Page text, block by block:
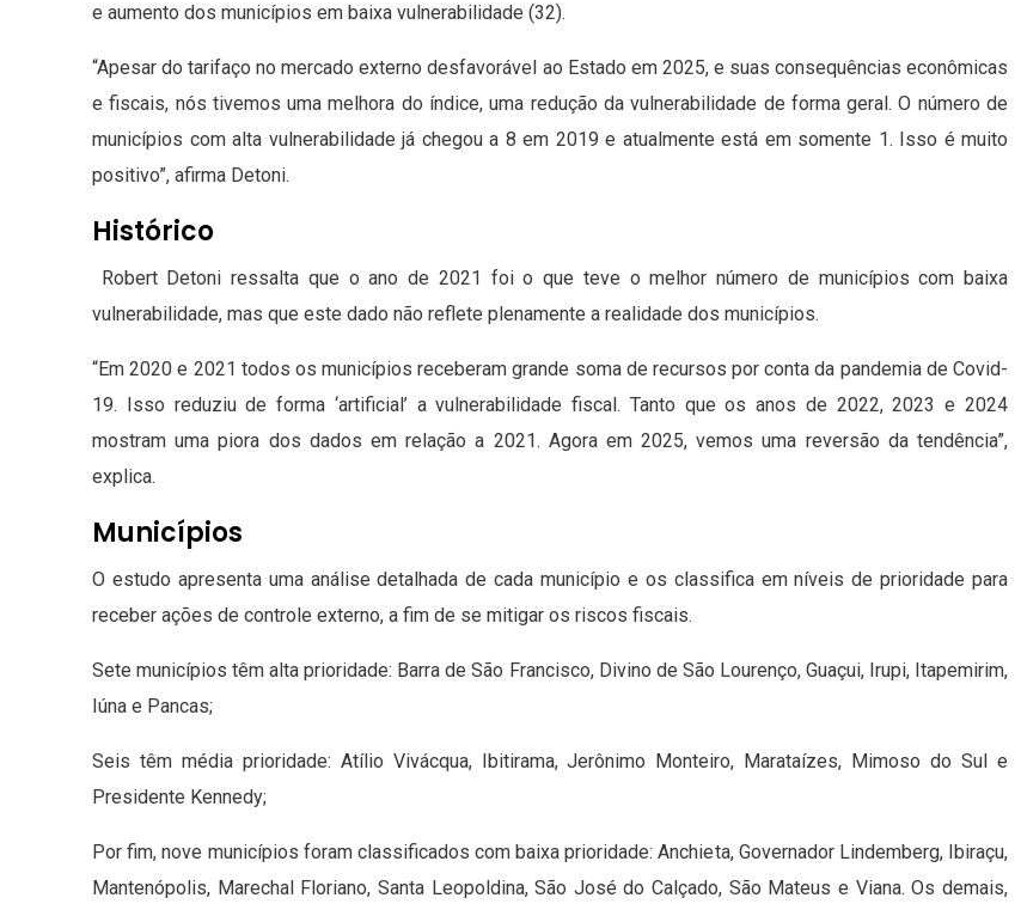
e aumento dos municípios em baixa vulnerabilidade (32).
“Apesar do tarifaço no mercado externo desfavorável ao Estado em 2025, e suas consequências econômicas
e fiscais, nós tivemos uma melhora do índice, uma redução da vulnerabilidade de forma geral. O número de
municípios com alta vulnerabilidade já chegou a 8 em 2019 e atualmente está em somente 1. Isso é muito
positivo”, afirma Detoni.
Histórico
Robert Detoni ressalta que o ano de 2021 foi o que teve o melhor número de municípios com baixa
vulnerabilidade, mas que este dado não reflete plenamente a realidade dos municípios.
“Em 2020 e 2021 todos os municípios receberam grande soma de recursos por conta da pandemia de Covid-
19. Isso reduziu de forma ‘artificial’ a vulnerabilidade fiscal. Tanto que os anos de 2022, 2023 e 2024
mostram uma piora dos dados em relação a 2021. Agora em 2025, vemos uma reversão da tendência”,
explica.
Municípios
O estudo apresenta uma análise detalhada de cada município e os classifica em níveis de prioridade para
receber ações de controle externo, a fim de se mitigar os riscos fiscais.
Sete municípios têm alta prioridade: Barra de São Francisco, Divino de São Lourenço, Guaçui, Irupi, Itapemirim,
Iúna e Pancas;
Seis têm média prioridade: Atílio Vivácqua, Ibitirama, Jerônimo Monteiro, Marataízes, Mimoso do Sul e
Presidente Kennedy;
Por fim, nove municípios foram classificados com baixa prioridade: Anchieta, Governador Lindemberg, Ibiraçu,
Mantenópolis, Marechal Floriano, Santa Leopoldina, São José do Calçado, São Mateus e Viana. Os demais,